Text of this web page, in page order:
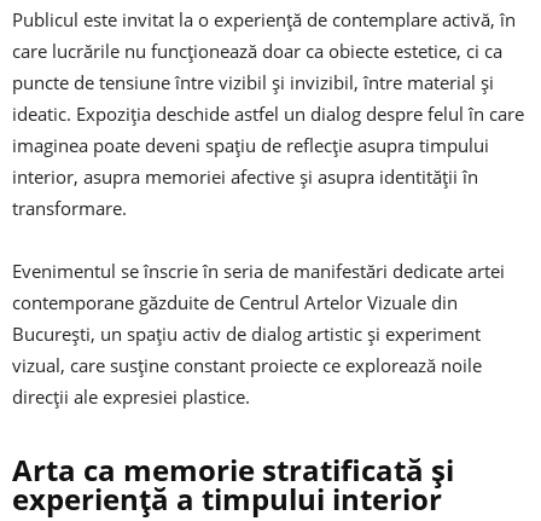
Publicul este invitat la o experiență de contemplare activă, în
care lucrările nu funcționează doar ca obiecte estetice, ci ca
puncte de tensiune între vizibil și invizibil, între material și
ideatic. Expoziția deschide astfel un dialog despre felul în care
imaginea poate deveni spațiu de reflecție asupra timpului
interior, asupra memoriei afective și asupra identității în
transformare.
Evenimentul se înscrie în seria de manifestări dedicate artei
contemporane găzduite de Centrul Artelor Vizuale din
București, un spațiu activ de dialog artistic și experiment
vizual, care susține constant proiecte ce explorează noile
direcții ale expresiei plastice.
Arta ca memorie stratificată și
experiență a timpului interior